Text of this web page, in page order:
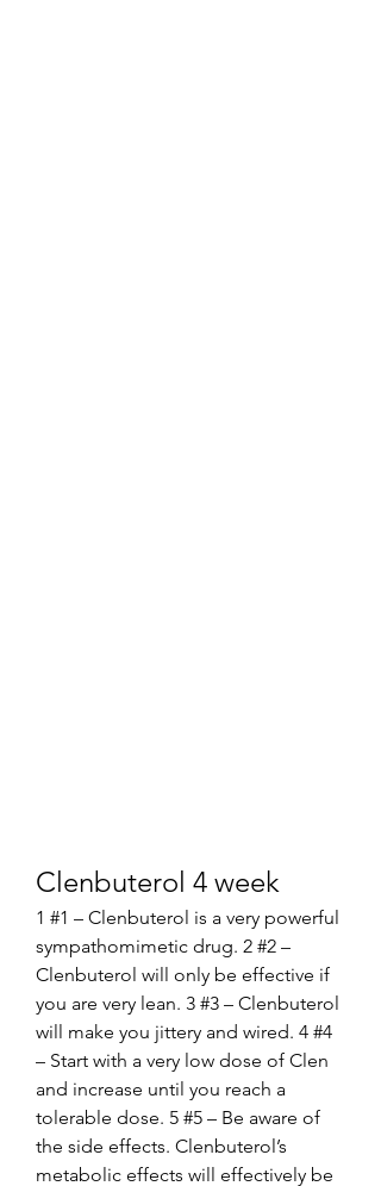
Clenbuterol 4 week
1 #1 – Clenbuterol is a very powerful
sympathomimetic drug. 2 #2 –
Clenbuterol will only be effective if
you are very lean. 3 #3 – Clenbuterol
will make you jittery and wired. 4 #4
– Start with a very low dose of Clen
and increase until you reach a
tolerable dose. 5 #5 – Be aware of
the side effects. Clenbuterol’s
metabolic effects will effectively be